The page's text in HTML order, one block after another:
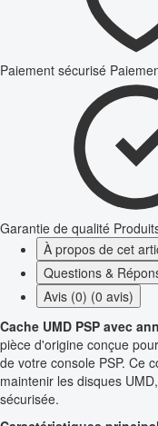
Paiement sécurisé
Garantie de qualité
À propos de cet
Questions &
Avis (0) (0 avis)
Cache UMD PSP avec
pièce d'origine conçue
de votre console PSP. Ce
maintenir les disques
sécurisée.